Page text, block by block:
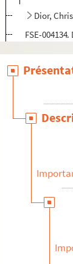
Dior,
FSE-
Dormoy,
Duclos,